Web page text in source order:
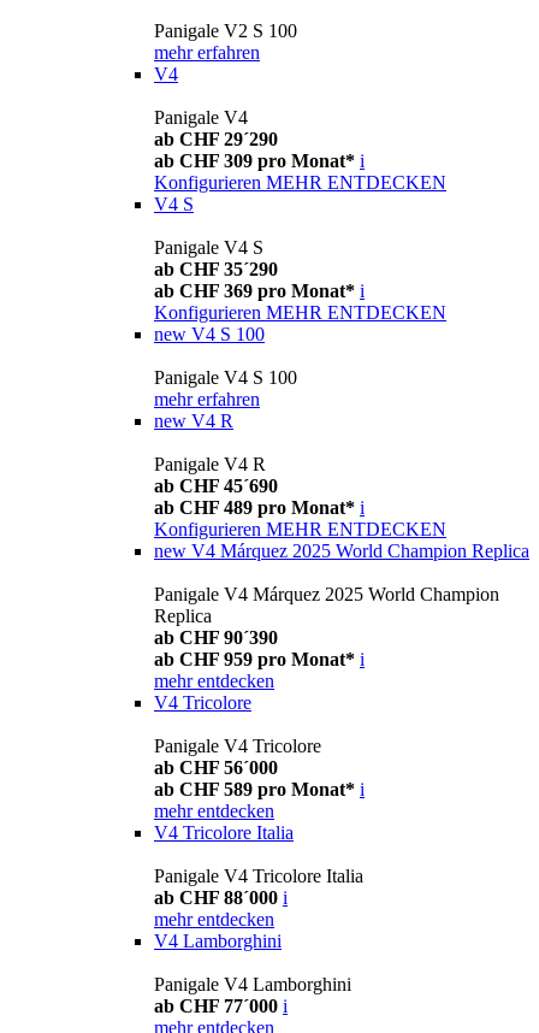
Panigale V2 S 100
mehr erfahren
V4
Panigale V4
ab CHF 29´290
ab CHF 309 pro Monat* i
Konfigurieren MEHR ENTDECKEN
V4 S
Panigale V4 S
ab CHF 35´290
ab CHF 369 pro Monat* i
Konfigurieren MEHR ENTDECKEN
new V4 S 100
Panigale V4 S 100
mehr erfahren
new V4 R
Panigale V4 R
ab CHF 45´690
ab CHF 489 pro Monat* i
Konfigurieren MEHR ENTDECKEN
new V4 Márquez 2025 World Champion Replica
Panigale V4 Márquez 2025 World Champion
Replica
ab CHF 90´390
ab CHF 959 pro Monat* i
mehr entdecken
V4 Tricolore
Panigale V4 Tricolore
ab CHF 56´000
ab CHF 589 pro Monat* i
mehr entdecken
V4 Tricolore Italia
Panigale V4 Tricolore Italia
ab CHF 88´000 i
mehr entdecken
V4 Lamborghini
Panigale V4 Lamborghini
ab CHF 77´000 i
mehr entdecken